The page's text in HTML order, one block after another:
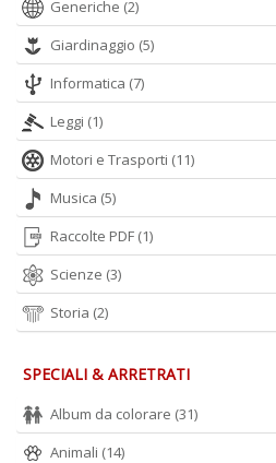
Generiche (2)
Giardinaggio (5)
Informatica (7)
Leggi (1)
Motori e Trasporti (11)
Musica (5)
Raccolte PDF (1)
Scienze (3)
Storia (2)
SPECIALI & ARRETRATI
Album da colorare (31)
Animali (14)